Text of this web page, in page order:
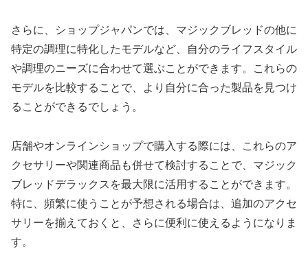
さらに、ショップジャパンでは、マジックブレッドの他に
特定の調理に特化したモデルなど、自分のライフスタイル
や調理のニーズに合わせて選ぶことができます。これらの
モデルを比較することで、より自分に合った製品を見つけ
ることができるでしょう。
店舗やオンラインショップで購入する際には、これらのア
クセサリーや関連商品も併せて検討することで、マジック
ブレッドデラックスを最大限に活用することができます。
特に、頻繁に使うことが予想される場合は、追加のアクセ
サリーを揃えておくと、さらに便利に使えるようになりま
す。